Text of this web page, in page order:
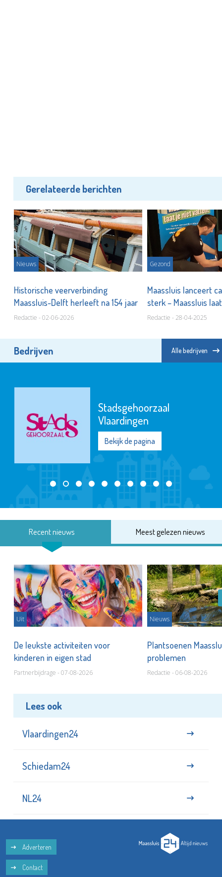
Gerelateerde berichten
Nieuws
Historische veerverbinding
Maassluis-Delft herleeft na 154 jaar
Redactie - 02-06-2026
Gezond
Maassluis lanceert
sterk – Maassluis
Redactie - 28-04-2025
Bedrijven Alle bedrijven
Stadsgehoorzaal
Vlaardingen
Bekijk de pagina
Recent nieuws Meest gelezen nieuws
Uit
De leukste activiteiten voor
kinderen in eigen stad
Partnerbijdrage - 07-08-2026
Nieuws
Plantsoenen
problemen
Redactie - 06-08-2026
Lees ook
Vlaardingen24
Schiedam24
NL24
Adverteren
Contact